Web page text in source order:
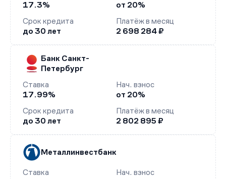
17.3%
от 20%
Срок кредита
до 30 лет
Платёж в месяц
2 698 284 ₽
Банк Санкт-
Петербург
Ставка
17.99%
Нач. взнос
от 20%
Срок кредита
до 30 лет
Платёж в месяц
2 802 895 ₽
Металлинвестбанк
Ставка
Нач. взнос